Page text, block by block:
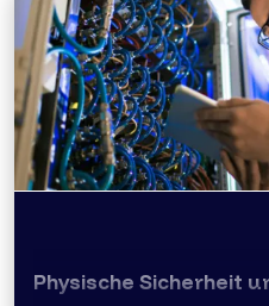
Physische Sicherheit